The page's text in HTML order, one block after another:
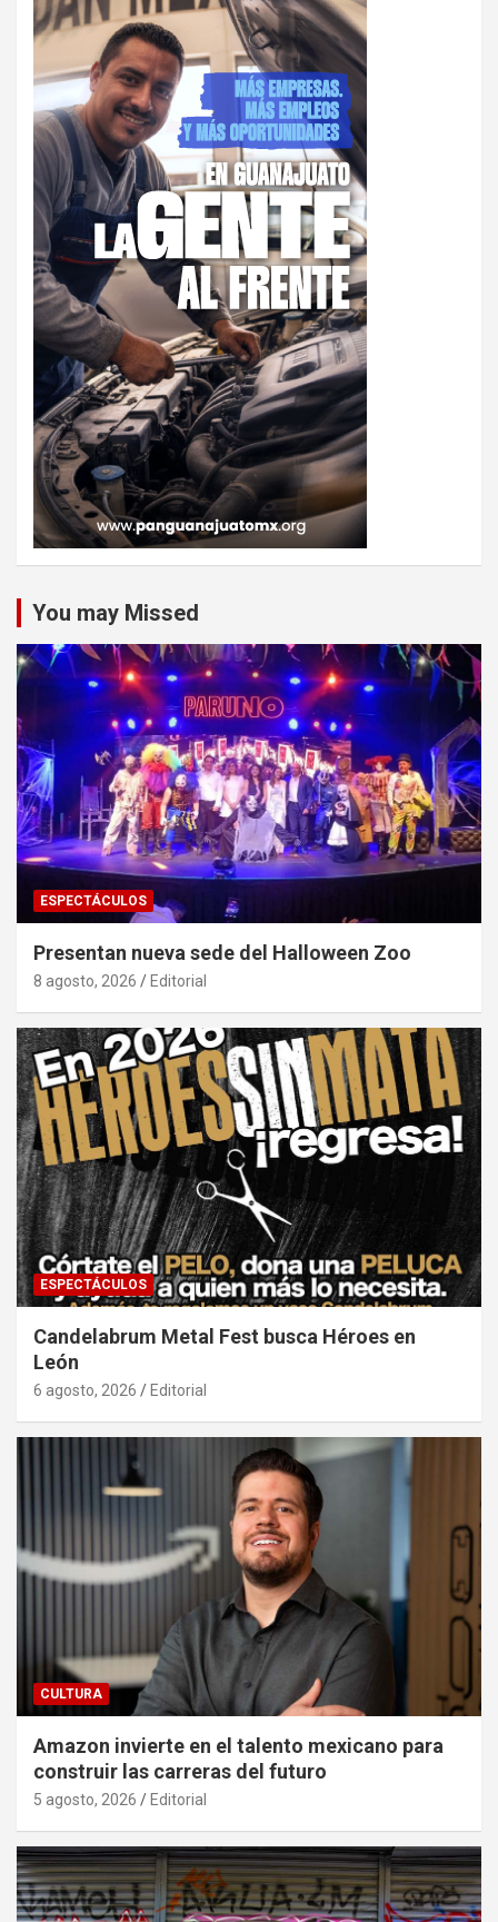
You may Missed
ESPECTÁCULOS
Presentan nueva sede del Halloween Zoo
8 agosto, 2026 Editorial
ESPECTÁCULOS
Candelabrum Metal Fest busca Héroes en
León
6 agosto, 2026 Editorial
CULTURA
Amazon invierte en el talento mexicano para
construir las carreras del futuro
5 agosto, 2026 Editorial